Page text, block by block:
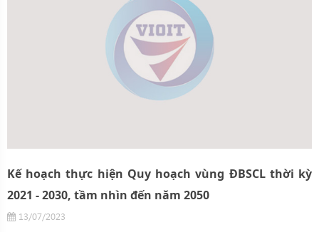
Kế hoạch thực hiện Quy hoạch vùng ĐBSCL thời kỳ
2021 - 2030, tầm nhìn đến năm 2050
13/07/2023